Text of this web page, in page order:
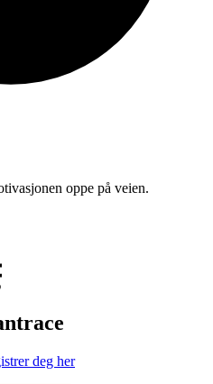
oppe på veien.
deg her